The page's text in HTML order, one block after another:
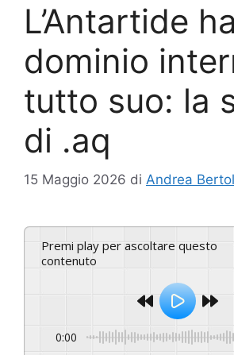
L’Antartide
dominio
tutto suo: la
di .aq
15 Maggio 2026 di Andrea
Premi play per ascoltare questo
contenuto
0:00